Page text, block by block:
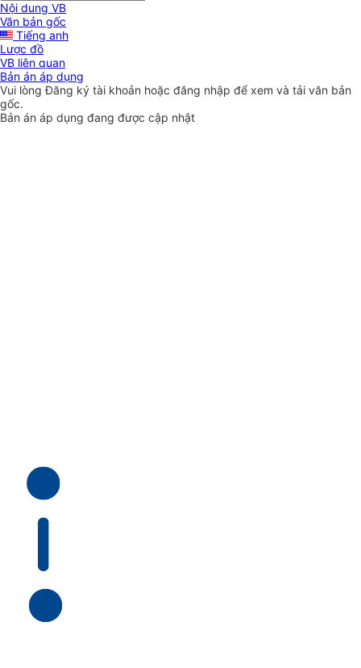
Nội dung VB
Văn bản gốc
Tiếng anh
Lược đồ
VB liên quan
Bản án áp dụng
Vui lòngĐăng ký tài khoản hoặc đăng nhập để xem và tải văn bản
gốc.
Bản án áp dụng đang được cập nhật